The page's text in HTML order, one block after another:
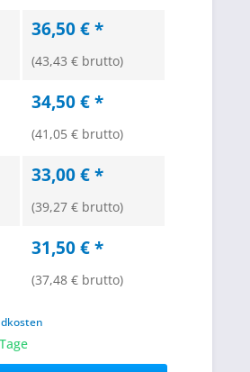
36,50 € *
(43,43 € brutto)
34,50 € *
(41,05 € brutto)
33,00 € *
(39,27 € brutto)
31,50 € *
(37,48 € brutto)